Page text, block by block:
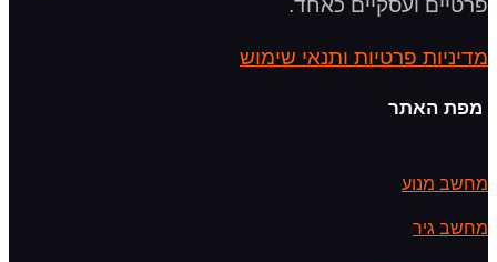
פרטיים ועסקיים כאחד.
מדיניות פרטיות ותנאי שימוש
מפת האתר
מחשב מנוע
מחשב גיר